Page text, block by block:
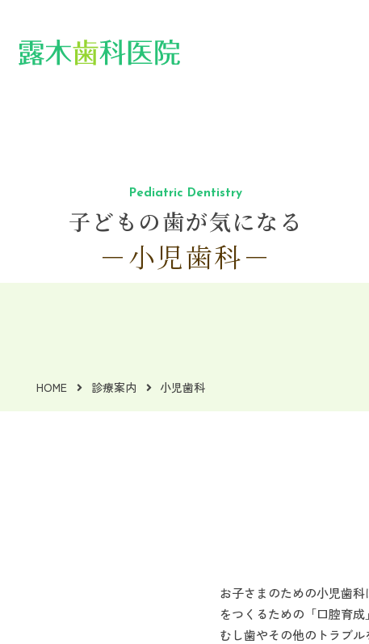
Pediatric Dentistry
子どもの歯が気になる
－小児歯科－
HOME 診療案内 小児歯科
お子さまのための小児歯
をつくるための「口腔育成
むし歯やその他のトラブル